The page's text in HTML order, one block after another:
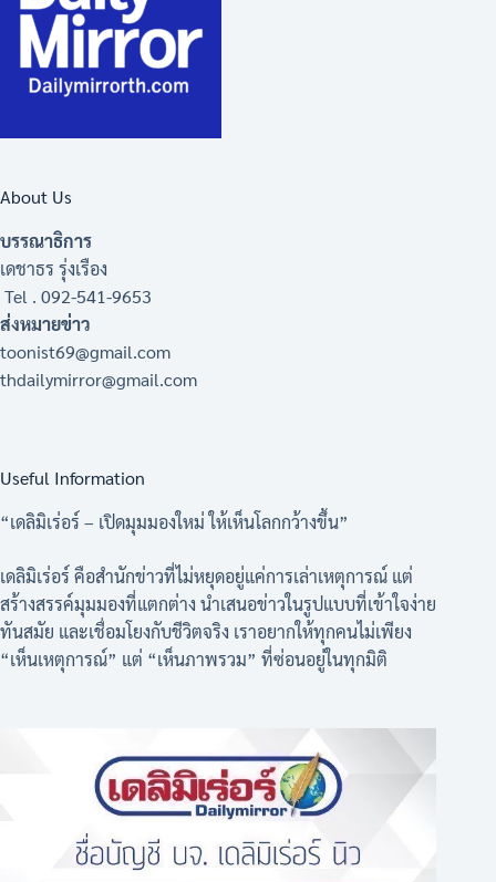
About Us
บรรณาธิการ
เดชาธร รุ่งเรือง
Tel . 092-541-9653
ส่งหมายข่าว
toonist69@gmail.com
thdailymirror@gmail.com
Useful Information
“เดลิมิเร่อร์ – เปิดมุมมองใหม่ ให้เห็นโลกกว้างขึ้น”
เดลิมิเร่อร์ คือสำนักข่าวที่ไม่หยุดอยู่แค่การเล่าเหตุการณ์ แต่
สร้างสรรค์มุมมองที่แตกต่าง นำเสนอข่าวในรูปแบบที่เข้าใจง่าย
ทันสมัย และเชื่อมโยงกับชีวิตจริง เราอยากให้ทุกคนไม่เพียง
“เห็นเหตุการณ์” แต่ “เห็นภาพรวม” ที่ซ่อนอยู่ในทุกมิติ